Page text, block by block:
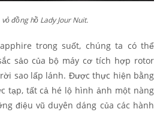
đồng hồ Lady Jour Nuit.
trong suốt, chúng ta có thể
sảo của bộ máy cơ tích hợp rotor
sao lấp lánh. Được thực hiện bằng
tạp, tất cả hé lộ hình ảnh một nàng
điệu vũ duyên dáng của các hành